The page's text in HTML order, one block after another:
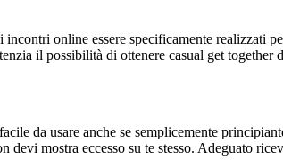
online essere specificamente realizzati
il possibilità di ottenere casual get
da usare anche se semplicemente
devi mostra eccesso su te stesso. Adeguato